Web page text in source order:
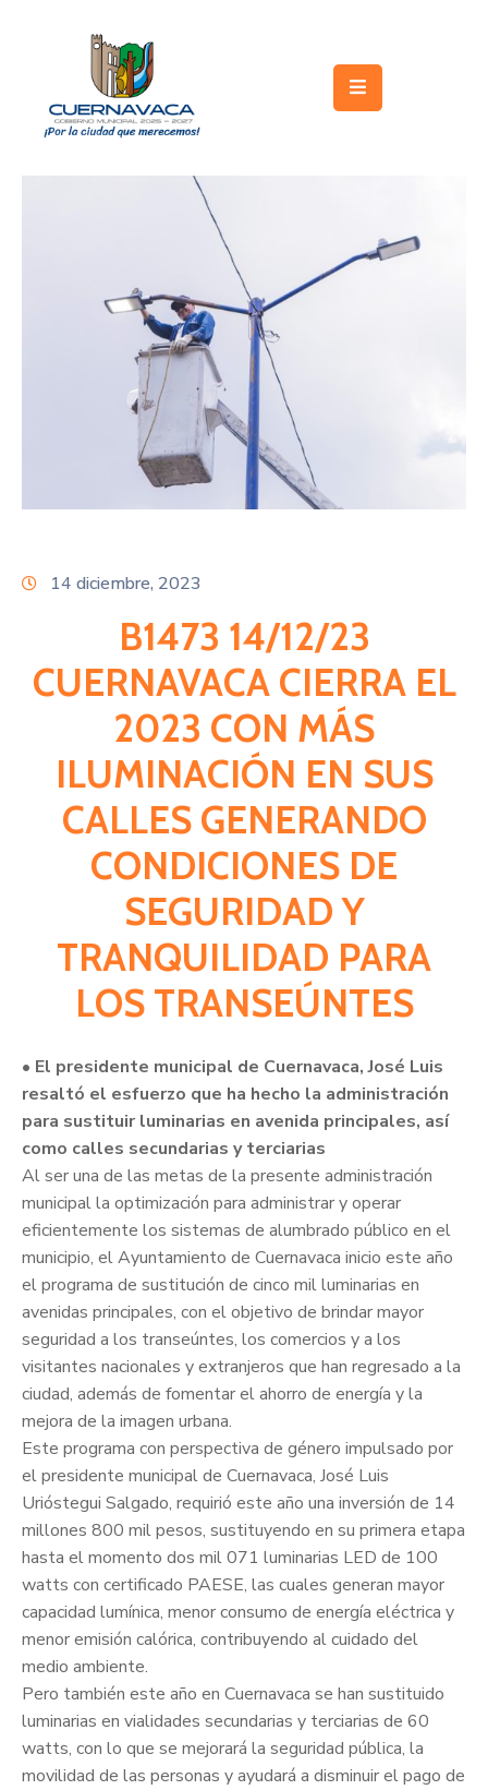
Gobierno
Transparencia
14 diciembre, 2023
B1473 14/12/23
CUERNAVACA CIERRA EL
2023 CON MÁS
ILUMINACIÓN EN SUS
CALLES GENERANDO
CONDICIONES DE
SEGURIDAD Y
TRANQUILIDAD PARA
LOS TRANSEÚNTES
• El presidente municipal de Cuernavaca, José Luis
resaltó el esfuerzo que ha hecho la administración
para sustituir luminarias en avenida principales, así
como calles secundarias y terciarias
Al ser una de las metas de la presente administración
municipal la optimización para administrar y operar
eficientemente los sistemas de alumbrado público en el
municipio, el Ayuntamiento de Cuernavaca inicio este año
el programa de sustitución de cinco mil luminarias en
avenidas principales, con el objetivo de brindar mayor
seguridad a los transeúntes, los comercios y a los
visitantes nacionales y extranjeros que han regresado a la
ciudad, además de fomentar el ahorro de energía y la
mejora de la imagen urbana.
Este programa con perspectiva de género impulsado por
el presidente municipal de Cuernavaca, José Luis
Urióstegui Salgado, requirió este año una inversión de 14
millones 800 mil pesos, sustituyendo en su primera etapa
hasta el momento dos mil 071 luminarias LED de 100
watts con certificado PAESE, las cuales generan mayor
capacidad lumínica, menor consumo de energía eléctrica y
menor emisión calórica, contribuyendo al cuidado del
medio ambiente.
Pero también este año en Cuernavaca se han sustituido
luminarias en vialidades secundarias y terciarias de 60
watts, con lo que se mejorará la seguridad pública, la
movilidad de las personas y ayudará a disminuir el pago de